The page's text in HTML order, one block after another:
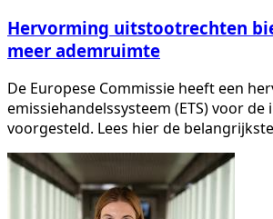
Hervorming uitstootrechten
meer ademruimte
De Europese Commissie heeft een
emissiehandelssysteem (ETS) voor
voorgesteld. Lees hier de